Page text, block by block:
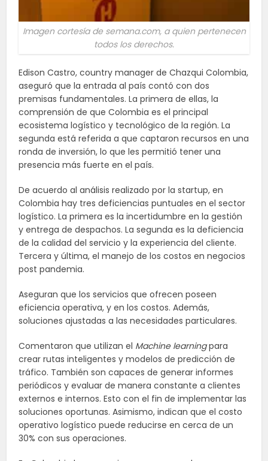
Imagen cortesía de semana.com, a quien pertenecen
todos los derechos.
Edison Castro, country manager de Chazqui Colombia,
aseguró que la entrada al país contó con dos
premisas fundamentales. La primera de ellas, la
comprensión de que Colombia es el principal
ecosistema logístico y tecnológico de la región. La
segunda está referida a que captaron recursos en una
ronda de inversión, lo que les permitió tener una
presencia más fuerte en el país.
De acuerdo al análisis realizado por la startup, en
Colombia hay tres deficiencias puntuales en el sector
logístico. La primera es la incertidumbre en la gestión
y entrega de despachos. La segunda es la deficiencia
de la calidad del servicio y la experiencia del cliente.
Tercera y última, el manejo de los costos en negocios
post pandemia.
Aseguran que los servicios que ofrecen poseen
eficiencia operativa, y en los costos. Además,
soluciones ajustadas a las necesidades particulares.
Comentaron que utilizan el Machine learningpara
crear rutas inteligentes y modelos de predicción de
tráfico. También son capaces de generar informes
periódicos y evaluar de manera constante a clientes
externos e internos. Esto con el fin de implementar las
soluciones oportunas. Asimismo, indican que el costo
operativo logístico puede reducirse en cerca de un
30% con sus operaciones.